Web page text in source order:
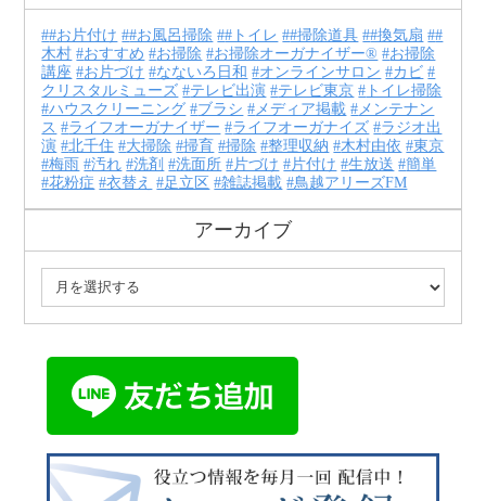
#お片付け #お風呂掃除 #トイレ #掃除道具 #換気扇
#
木村
おすすめ お掃除 お掃除オーガナイザー®
お掃除
講座
お片づけ なないろ日和 オンラインサロン
カビ
クリスタルミューズ
テレビ出演 テレビ東京
トイレ掃除
ハウスクリーニング
ブラシ メディア掲載
メンテナン
ス
ライフオーガナイザー ライフオーガナイズ
ラジオ出
演
北千住 大掃除 掃育 掃除 整理収納 木村由依
東京
梅雨
汚れ 洗剤 洗面所 片づけ 片付け 生放送
簡単
花粉症
衣替え 足立区 雑誌掲載 鳥越アリーズFM
アーカイブ